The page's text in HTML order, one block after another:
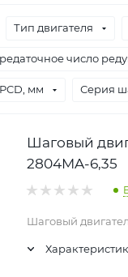
Тип двигателя
число
PCD, мм Серия
Шаговый
2804MA-6,35
Шаговый